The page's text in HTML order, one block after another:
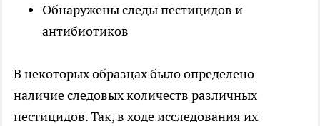
Обнаружены следы пестицидов и
антибиотиков
В некоторых образцах было определено
наличие следовых количеств различных
пестицидов. Так, в ходе исследования их